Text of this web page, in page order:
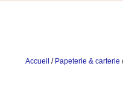
Accueil / Papeterie & carterie